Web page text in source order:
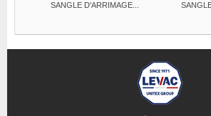
SANGLE D'ARRIMAGE...